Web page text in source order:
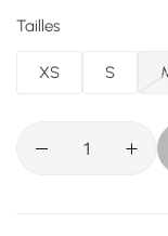
Tailles
XS S